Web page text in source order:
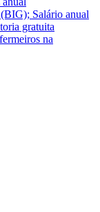
Salário anual
gratuita
na